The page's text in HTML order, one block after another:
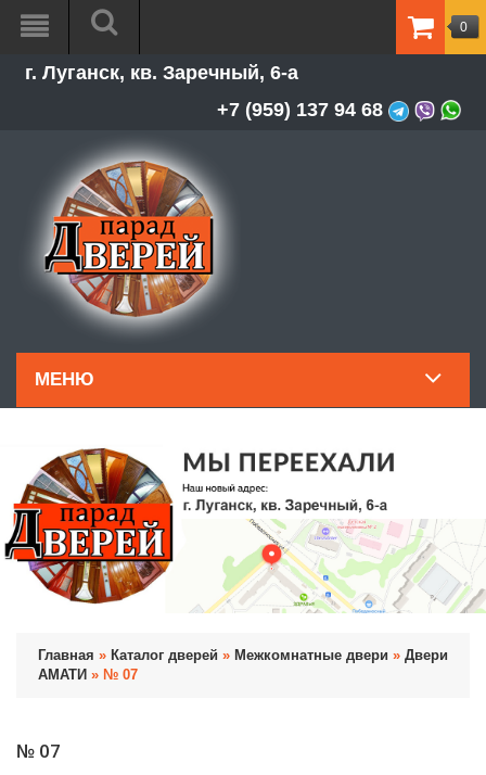
г. Луганск, кв. Заречный, 6-а
+7 (959) 137 94 68
0
МЕНЮ
Главная » Каталог дверей » Межкомнатные двери » Двери
АМАТИ » № 07
№ 07